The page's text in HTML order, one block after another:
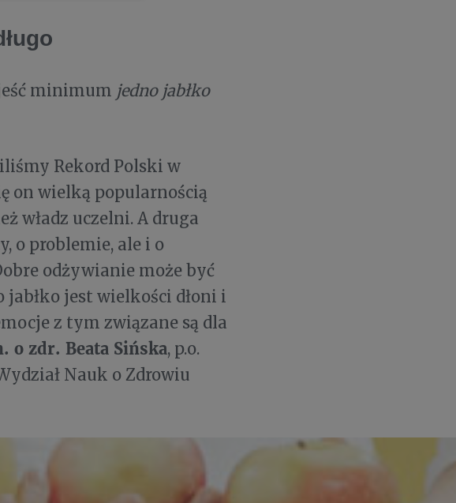
minimum jedno jabłko
Rekord Polski w
on wielką popularnością
władz uczelni. A druga
o problemie, ale i o
odżywianie może być
jest wielkości dłoni i
z tym związane są dla
o zdr. Beata Sińska, p.o.
Nauk o Zdrowiu